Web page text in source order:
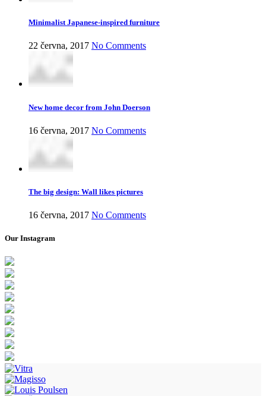
Minimalist Japanese-inspired furniture
22 června, 2017 No Comments
New home decor from John Doerson
16 června, 2017 No Comments
The big design: Wall likes pictures
16 června, 2017 No Comments
Our Instagram